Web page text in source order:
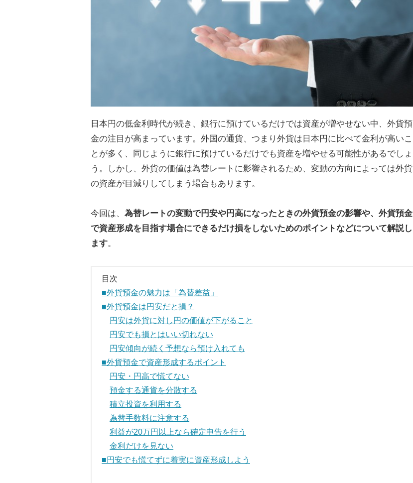
日本円の低金利時代が続き、銀行に預けているだけでは資産が増やせない中、外貨預
金の注目が高まっています。外国の通貨、つまり外貨は日本円に比べて金利が高いこ
とが多く、同じように銀行に預けているだけでも資産を増やせる可能性があるでしょ
う。しかし、外貨の価値は為替レートに影響されるため、変動の方向によっては外貨
の資産が目減りしてしまう場合もあります。
今回は、 為替レートの変動で円安や円高になったときの外貨預金の影響や、外貨預金
で資産形成を目指す場合にできるだけ損をしないためのポイントなどについて解説し
ます。
目次
■外貨預金の魅力は「為替差益」
■外貨預金は円安だと損？
円安は外貨に対し円の価値が下がること
円安でも損とはいい切れない
円安傾向が続く予想なら預け入れても
■外貨預金で資産形成するポイント
円安・円高で慌てない
預金する通貨を分散する
積立投資を利用する
為替手数料に注意する
利益が20万円以上なら確定申告を行う
金利だけを見ない
■円安でも慌てずに着実に資産形成しよう